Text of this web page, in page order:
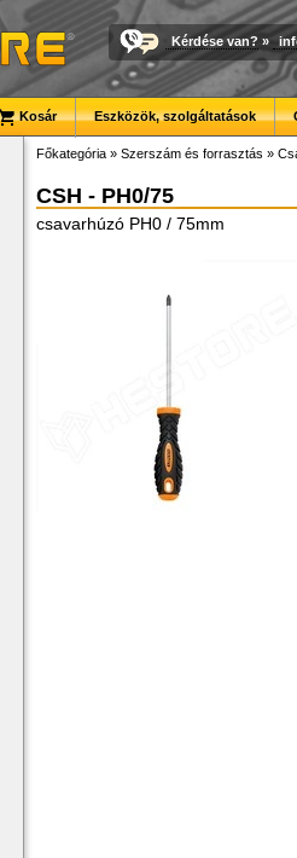
Kérdése van? »
Kosár Eszközök, szolgáltatások
Főkategória » Szerszám és forrasztás »
CSH - PH0/75
csavarhúzó PH0 / 75mm